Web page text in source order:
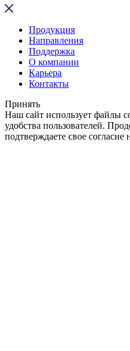
Продукция
Направления
Поддержка
О компании
Карьера
Контакты
Принять
Наш сайт использует файлы
удобства пользователей.
подтверждаете свое согласие